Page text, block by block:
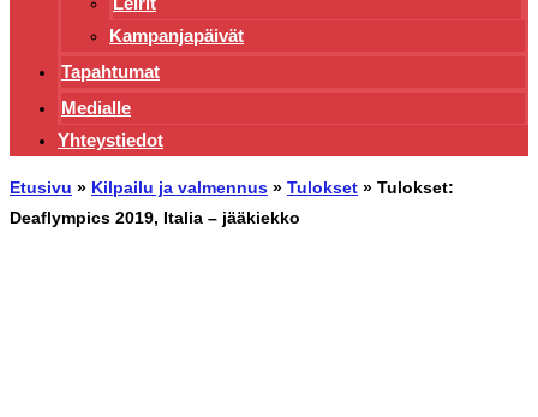
Kampanjapäivät
Tapahtumat
Medialle
Yhteystiedot
Etusivu » Kilpailu ja valmennus » Tulokset » Tulokset:
Deaflympics 2019, Italia – jääkiekko